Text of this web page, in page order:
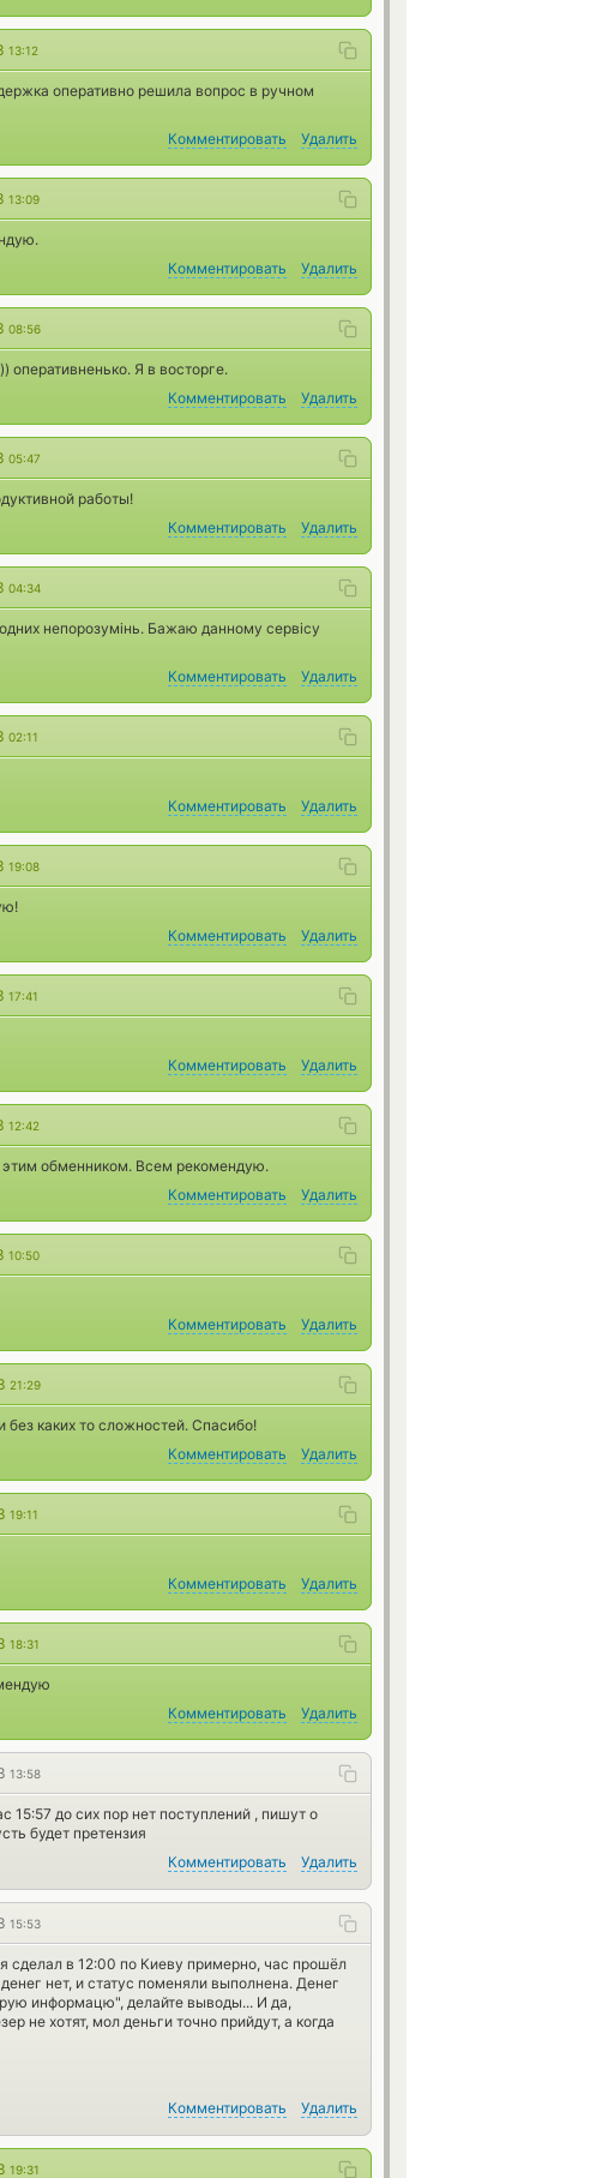
13:12
оперативно решила вопрос в ручном
Комментировать
Удалить
13:09
Комментировать
Удалить
08:56
оперативненько. Я в восторге.
Комментировать
Удалить
05:47
работы!
Комментировать
Удалить
04:34
непорозумінь. Бажаю данному сервісу
Комментировать
Удалить
02:11
Комментировать
Удалить
19:08
Комментировать
Удалить
17:41
Комментировать
Удалить
12:42
обменником. Всем рекомендую.
Комментировать
Удалить
10:50
Комментировать
Удалить
21:29
каких то сложностей. Спасибо!
Комментировать
Удалить
19:11
Комментировать
Удалить
18:31
Комментировать
Удалить
13:58
15:57 до сих пор нет поступлений , пишут о
будет претензия
Комментировать Удалить
15:53
сделал в 12:00 по Киеву примерно, час прошёл
нет, и статус поменяли выполнена. Денег
информацю", делайте выводы... И да,
не хотят, мол деньги точно прийдут, а когда
Комментировать Удалить
19:31